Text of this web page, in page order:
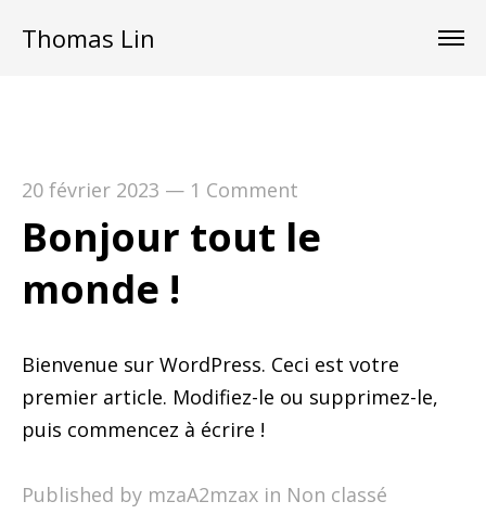
Thomas Lin
20 février 2023 — 1 Comment
Bonjour tout le
monde !
Bienvenue sur WordPress. Ceci est votre
premier article. Modifiez-le ou supprimez-le,
puis commencez à écrire !
Published by mzaA2mzax in Non classé